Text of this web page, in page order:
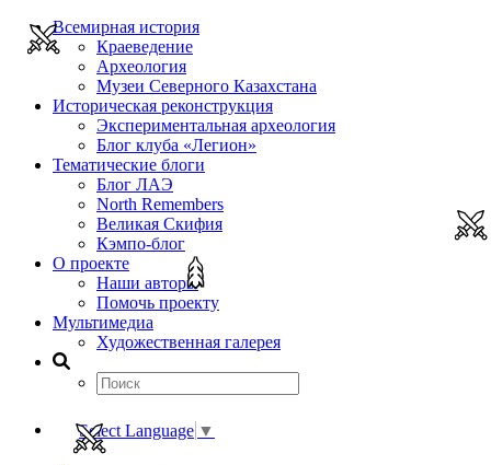
Всемирная история
Краеведение
Археология
Музеи Северного Казахстана
Историческая реконструкция
Экспериментальная археология
Блог клуба «Легион»
Тематические блоги
Блог ЛАЭ
North Remembers
Великая Скифия
Кэмпо-блог
О проекте
Наши авторы
Помочь проекту
Мультимедиа
Художественная галерея
Select Language ▼